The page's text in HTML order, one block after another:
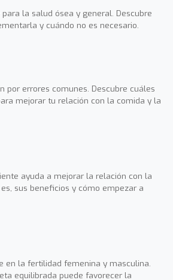
la salud ósea y general. Descubre
y cuándo no es necesario.
por errores comunes. Descubre cuáles
mejorar tu relación con la comida y la
ayuda a mejorar la relación con la
sus beneficios y cómo empezar a
en la fertilidad femenina y masculina.
equilibrada puede favorecer la